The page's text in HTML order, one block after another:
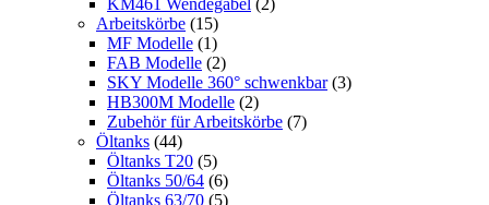
Arbeitskörbe (15)
MF Modelle (1)
FAB Modelle (2)
SKY Modelle 360° schwenkbar (3)
HB300M Modelle (2)
Zubehör für Arbeitskörbe (7)
Öltanks (44)
Öltanks T20 (5)
Öltanks 50/64 (6)
Öltanks 63/70 (5)